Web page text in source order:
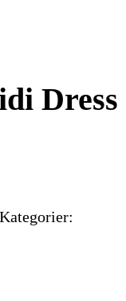
Dress
Kategorier: